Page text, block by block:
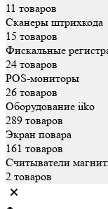
11 товаров
Сканеры штрихкода
15 товаров
Фискальные
24 товаров
POS-мониторы
26 товаров
Оборудование iiko
289 товаров
Экран повара
161 товаров
Считыватели
2 товаров